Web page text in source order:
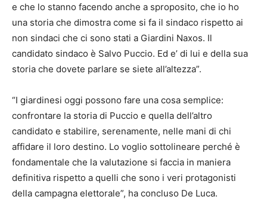
e che lo stanno facendo anche a sproposito, che io ho
una storia che dimostra come si fa il sindaco rispetto ai
non sindaci che ci sono stati a Giardini Naxos. Il
candidato sindaco è Salvo Puccio. Ed e’ di lui e della sua
storia che dovete parlare se siete all’altezza”.
“I giardinesi oggi possono fare una cosa semplice:
confrontare la storia di Puccio e quella dell’altro
candidato e stabilire, serenamente, nelle mani di chi
affidare il loro destino. Lo voglio sottolineare perché è
fondamentale che la valutazione si faccia in maniera
definitiva rispetto a quelli che sono i veri protagonisti
della campagna elettorale”, ha concluso De Luca.